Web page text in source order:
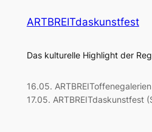
ARTBREITdaskunstfest
Das kulturelle Highlight der
16.05.
17.05. ARTBREITdaskunstfest